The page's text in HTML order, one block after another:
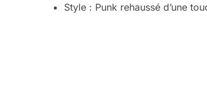
Style : Punk rehaussé d’une